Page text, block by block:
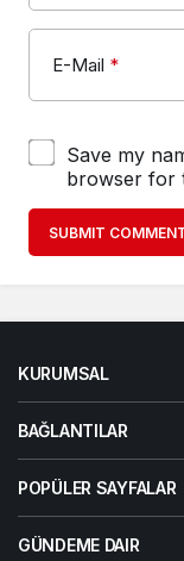
E-Mail *
Save my
browser for
SUBMIT
KURUMSAL
BAĞLANTILAR
POPÜLER SAYFALAR
GÜNDEME DAIR